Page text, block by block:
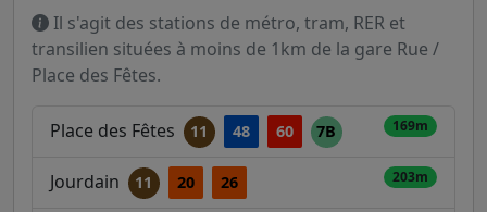
Il s'agit des stations de métro, tram, RER et
transilien situées à moins de 1km de la gare Rue /
Place des Fêtes.
Place des Fêtes 11 48 60 7B 169m
Jourdain 11 20 26 203m